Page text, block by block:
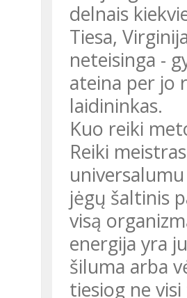
delnais
Tiesa,
neteisinga -
ateina per jo
laidininkas.
Kuo reiki
Reiki
jėgų šaltinis
visą
energija yra
šiluma arba
tiesiog ne